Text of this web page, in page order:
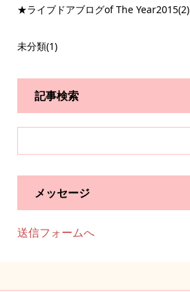
★ライブドアブログof The Year2015(2)
未分類(1)
記事検索
メッセージ
送信フォームへ